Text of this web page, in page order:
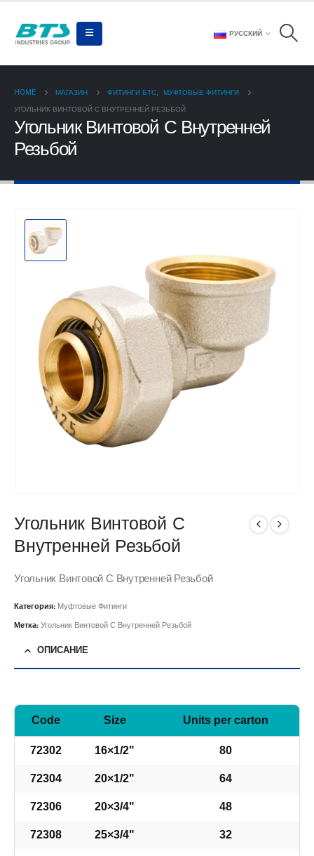
РУССКИЙ
HOME МАГАЗИН ФИТИНГИ БТС, МУФТОВЫЕ ФИТИНГИ
УГОЛЬНИК ВИНТОВОЙ С ВНУТРЕННЕЙ РЕЗЬБОЙ
Угольник Винтовой С Внутренней
Резьбой
Угольник Винтовой С
Внутренней Резьбой
Угольник Винтовой С Внутренней Резьбой
Категория: Муфтовые Фитинги
Метка:Угольник Винтовой С Внутренней Резьбой
ОПИСАНИЕ
Code Size Units per carton
72302 16×1/2" 80
72304 20×1/2" 64
72306 20×3/4" 48
72308 25×3/4" 32